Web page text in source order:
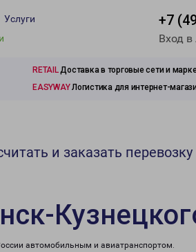
Услуги
+7
Вход
RETAILДоставка в торговые сети и
EASYWAYЛогистика для интернет-
и заказать перевозку
автомобильным и авиатранспортом.